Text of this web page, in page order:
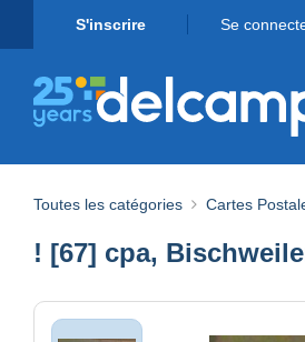
S'inscrire Se
Toutes les catégories Cartes
! [67] cpa,